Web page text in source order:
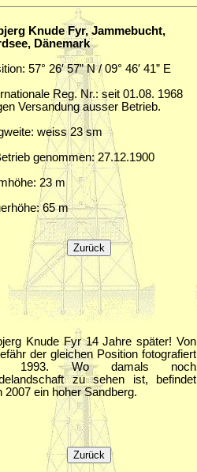
Knude Fyr, Jammebucht,
Dänemark
57° 26′ 57” N / 09° 46′ 41” E
Reg. Nr.: seit 01.08. 1968
Versandung ausser Betrieb.
weiss 23 sm
genommen: 27.12.1900
23 m
65 m
Knude Fyr 14 Jahre später! Von
der gleichen Position fotografiert
1993. Wo damals noch
zu sehen ist, befindet
2007 ein hoher Sandberg.